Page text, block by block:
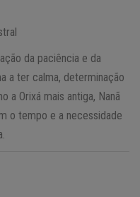
da paciência e da
a ter calma, determinação
a Orixá mais antiga, Nanã
o tempo e a necessidade